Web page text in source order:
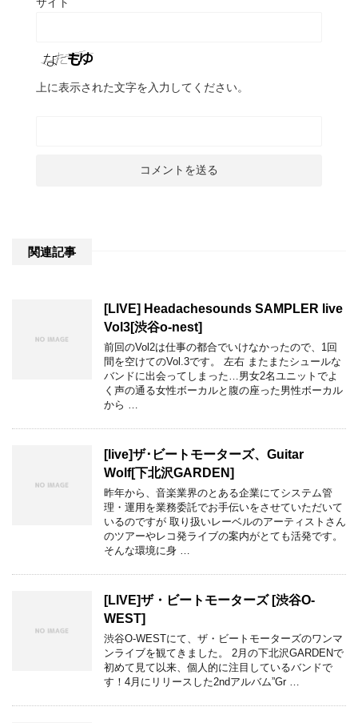
上に表示された文字を入力してください。
関連記事
[LIVE] Headachesounds SAMPLER live
Vol3[渋谷o-nest]
前回のVol2は仕事の都合でいけなかったので、1回
間を空けてのVol.3です。 左右 またまたシュールな
バンドに出会ってしまった…男女2名ユニットでよ
く声の通る女性ボーカルと腹の座った男性ボーカル
から …
[live]ザ･ビートモーターズ、Guitar
Wolf[下北沢GARDEN]
昨年から、音楽業界のとある企業にてシステム管
理・運用を業務委託でお手伝いをさせていただいて
いるのですが 取り扱いレーベルのアーティストさん
のツアーやレコ発ライブの案内がとても活発です。
そんな環境に身 …
[LIVE]ザ・ビートモーターズ [渋谷O-
WEST]
渋谷O-WESTにて、ザ・ビートモーターズのワンマ
ンライブを観てきました。 2月の下北沢GARDENで
初めて見て以来、個人的に注目しているバンドで
す！4月にリリースした2ndアルバム”Gr …